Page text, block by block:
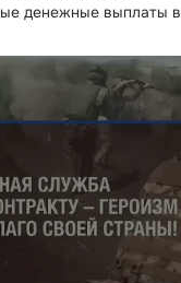
денежные выплаты в